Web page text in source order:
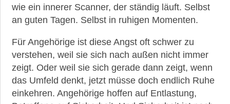
wie ein innerer Scanner, der ständig läuft. Selbst
an guten Tagen. Selbst in ruhigen Momenten.
Für Angehörige ist diese Angst oft schwer zu
verstehen, weil sie sich nach außen nicht immer
zeigt. Oder weil sie sich gerade dann zeigt, wenn
das Umfeld denkt, jetzt müsse doch endlich Ruhe
einkehren. Angehörige hoffen auf Entlastung,